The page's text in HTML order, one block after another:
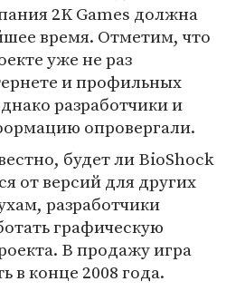
2K Games должна
время. Отметим, что
уже не раз
и профильных
разработчики и
опровергали.
будет ли BioShock
от версий для других
разработчики
графическую
В продажу игра
в конце 2008 года.